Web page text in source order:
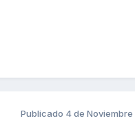
Publicado 4 de Noviembre